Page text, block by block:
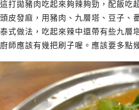
這打拋豬肉吃起來夠辣夠勁，配飯吃
頭皮發麻，用豬肉、九層塔、豆子、
泰式做法，吃起來辣中還帶有些九層
廚師應該有幾把刷子喔。應該要多點